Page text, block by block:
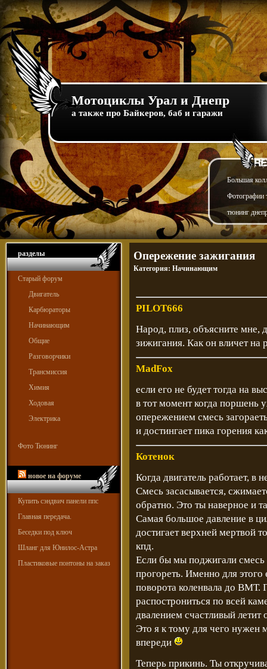
Мотоциклы Урал и Днепр
а также про Байкеров, баб и гаражи
Большая
Фотографии
тюнинг
разделы
Старый форум
Двигатель
Карбюраторы
Начинающим
Общие
Разговорчики
Трансмиссия
Химия
Ходовая
Электрика
Фото Тюнинг
новое на форуме
Купить сэндвич панели ппс
Главная передача.
Беседки под ключ
Шланг для Юнилос-Астра
Пластиковые понтоны на заказ
Опережение зажигания
Категория: Начинающим
PILOT666
Народ, плиз, объясните мне,
зижигания. Как он вличет на
MadFox
если его не будет тогда на
в тот момент когда поршень
опережением смесь
и достингает пика горения
Котенок
Когда двигатель работает,
Смесь засасывается,
обратно. Это ты наверное и
Самая большое давление в
достигает верхней мертвой
кпд.
Если бы мы поджигали смесь
прогореть. Именно для
поворота коленвала до ВМТ.
распострониться по всей
двалением счастливый летит
Это я к тому для чего нужен
впереди
Теперь прикинь. Ты